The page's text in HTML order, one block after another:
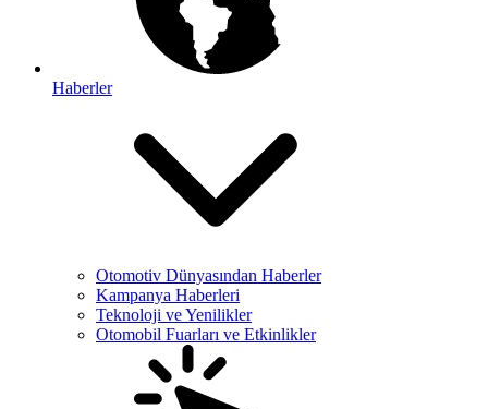
Haberler
Otomotiv Dünyasından Haberler
Kampanya Haberleri
Teknoloji ve Yenilikler
Otomobil Fuarları ve Etkinlikler